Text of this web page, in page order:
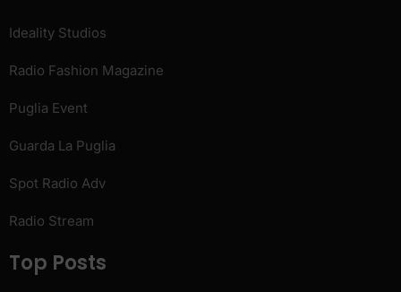
Ideality Studios
Radio Fashion Magazine
Puglia Event
Guarda La Puglia
Spot Radio Adv
Radio Stream
Top Posts